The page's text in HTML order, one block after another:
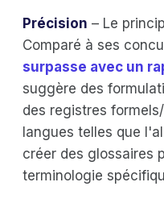
Précision – Le
Comparé à ses
surpasse avec un
suggère des
des registres
langues telles que
créer des glossaires
terminologie